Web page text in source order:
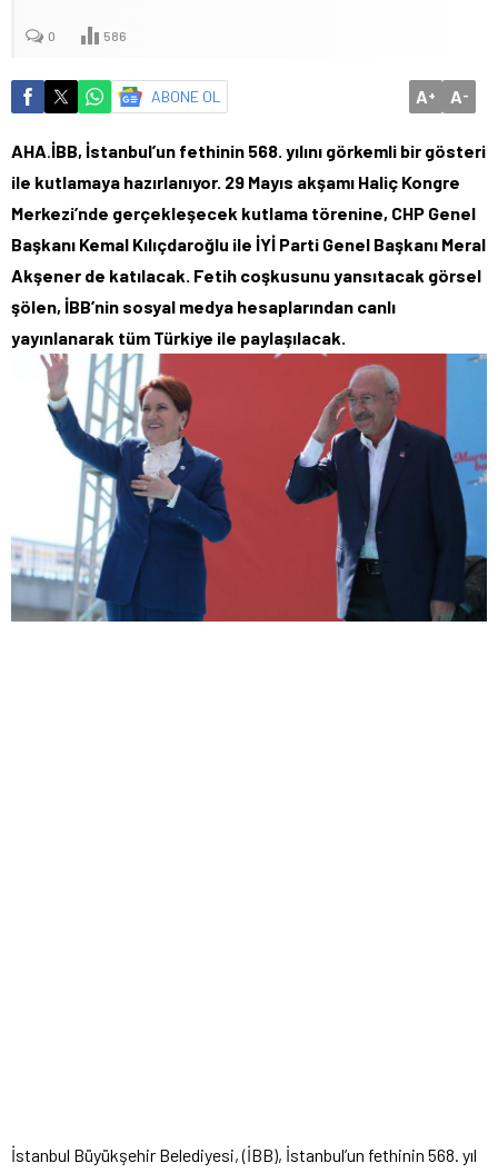
0 586
ABONE OL A+ A-
AHA İBB, İstanbul’un fethinin 568. yılını görkemli bir gösteri
ile kutlamaya hazırlanıyor. 29 Mayıs akşamı Haliç Kongre
Merkezi’nde gerçekleşecek kutlama törenine, CHP Genel
Başkanı Kemal Kılıçdaroğlu ile İYİ Parti Genel Başkanı Meral
Akşener de katılacak. Fetih coşkusunu yansıtacak görsel
şölen, İBB’nin sosyal medya hesaplarından canlı
yayınlanarak tüm Türkiye ile paylaşılacak.
İstanbul Büyükşehir Belediyesi, (İBB), İstanbul’un fethinin 568. yıl